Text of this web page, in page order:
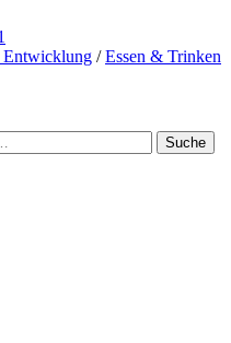
Entwicklung /Essen & Trinken